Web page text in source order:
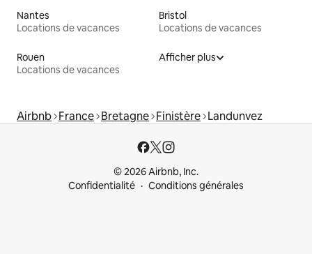
Nantes
Locations de vacances
Bristol
Locations de vacances
Rouen
Locations de vacances
Afficher plus
Airbnb France Bretagne Finistère Landunvez
© 2026 Airbnb, Inc.
Confidentialité
Conditions générales